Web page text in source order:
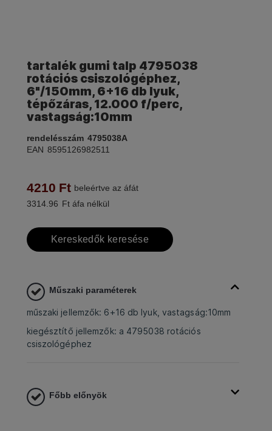
tartalék gumi talp 4795038
rotációs csiszológéphez,
6"/150mm, 6+16 db lyuk,
tépőzáras, 12.000 f/perc,
vastagság:10mm
rendelésszám 4795038A
EAN 8595126982511
4210 Ft beleértve az áfát
3314.96 Ft áfa nélkül
Kereskedők keresése
Műszaki paraméterek
műszaki jellemzők: 6+16 db lyuk, vastagság:10mm
kiegésztítő jellemzők: a 4795038 rotációs
csiszológéphez
Főbb előnyök